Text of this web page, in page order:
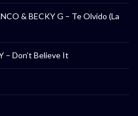
& BECKY G – Te Olvido (La
– Don’t Believe It